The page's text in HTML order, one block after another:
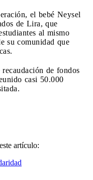
el bebé Neysel
de Lira, que
al mismo
su comunidad que
de fondos
casi 50.000
artículo: